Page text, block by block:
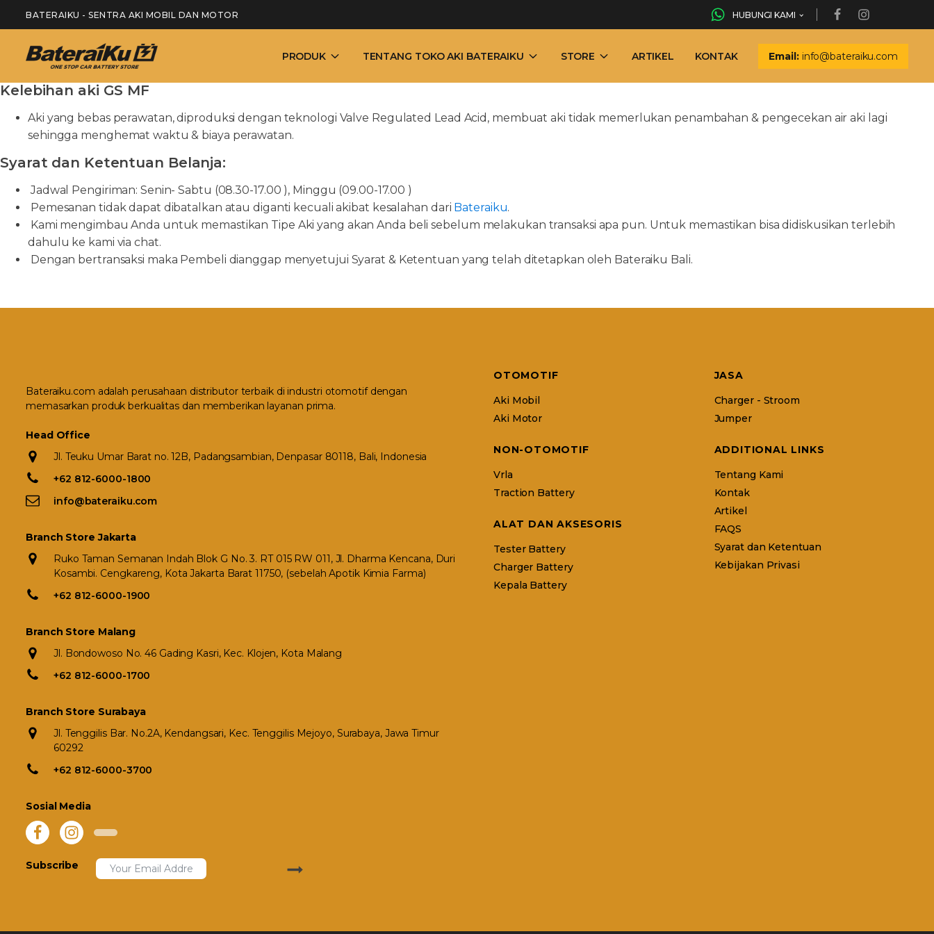
BATERAIKU - SENTRA AKI MOBIL DAN MOTOR HUBUNGI KAMI
PRODUK TENTANG TOKO AKI BATERAIKU STORE ARTIKEL KONTAK Email: info@bateraiku.com
Kelebihan aki GS MF
Aki yang bebas perawatan, diproduksi dengan teknologi Valve Regulated Lead Acid, membuat aki tidak memerlukan penambahan & pengecekan air aki lagi
sehingga menghemat waktu & biaya perawatan.
Syarat dan Ketentuan Belanja:
Jadwal Pengiriman: Senin- Sabtu (08.30-17.00 ), Minggu (09.00-17.00 )
Pemesanan tidak dapat dibatalkan atau diganti kecuali akibat kesalahan dari Bateraiku.
Kami mengimbau Anda untuk memastikan Tipe Aki yang akan Anda beli sebelum melakukan transaksi apa pun. Untuk memastikan bisa didiskusikan terlebih
dahulu ke kami via chat.
Dengan bertransaksi maka Pembeli dianggap menyetujui Syarat & Ketentuan yang telah ditetapkan oleh Bateraiku Bali.
Bateraiku.com adalah perusahaan distributor terbaik di industri otomotif dengan
memasarkan produk berkualitas dan memberikan layanan prima.
Head Office
Jl. Teuku Umar Barat no. 12B, Padangsambian, Denpasar 80118, Bali, Indonesia
+62 812-6000-1800
info@bateraiku.com
Branch Store Jakarta
Ruko Taman Semanan Indah Blok G No. 3. RT 015 RW 011, Jl. Dharma Kencana, Duri
Kosambi. Cengkareng, Kota Jakarta Barat 11750, (sebelah Apotik Kimia Farma)
+62 812-6000-1900
Branch Store Malang
Jl. Bondowoso No. 46 Gading Kasri, Kec. Klojen, Kota Malang
+62 812-6000-1700
Branch Store Surabaya
Jl. Tenggilis Bar. No.2A, Kendangsari, Kec. Tenggilis Mejoyo, Surabaya, Jawa Timur
60292
+62 812-6000-3700
Sosial Media
Subscribe
OTOMOTIF
Aki Mobil
Aki Motor
NON-OTOMOTIF
Vrla
Traction Battery
ALAT DAN AKSESORIS
Tester Battery
Charger Battery
Kepala Battery
JASA
Charger - Stroom
Jumper
ADDITIONAL LINKS
Tentang Kami
Kontak
Artikel
FAQS
Syarat dan Ketentuan
Kebijakan Privasi